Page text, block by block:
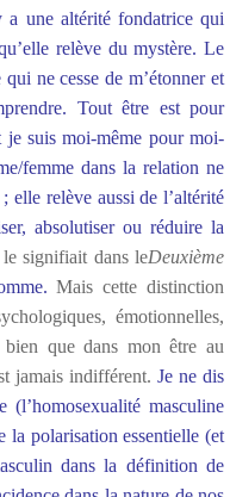
une altérité fondatrice qui
relève du mystère. Le
ne cesse de m’étonner et
Tout être est pour
je suis moi-même pour moi-
femme dans la relation ne
elle relève aussi de l’altérité
absolutiser ou réduire la
signifiait dans leDeuxième
Mais cette distinction
émotionnelles,
bien que dans mon être au
jamais indifférent.Je ne dis
(l’homosexualité masculine
la polarisation essentielle (et
dans la définition de